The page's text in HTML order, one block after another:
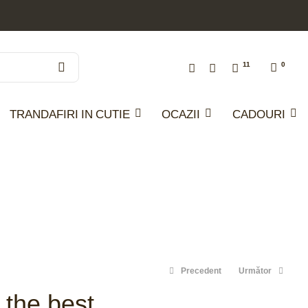
11 0
TRANDAFIRI IN CUTIE OCAZII CADOURI
Precedent Următor